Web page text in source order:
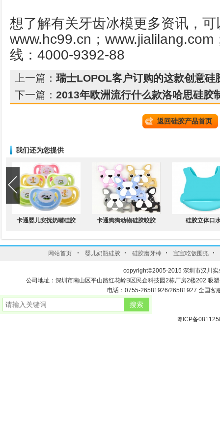
想了解有关牙齿冰模更多资讯，
www.hc99.cn ； www.jialilang.com
线：4000-9392-88
上一篇：瑞士LOPOL客户订购的这款创意硅
下一篇： 2013年欧洲流行什么款洛哈思硅胶
返回硅胶产品首页
我们还为您提供
卡通婴儿安抚奶嘴硅胶 卡通狗狗动物硅胶咬胶 硅胶立体口
网站首页 · 婴儿奶瓶硅胶 · 硅胶磨牙棒 · 宝宝吃饭围兜 ·
copyright©2005-2015 深圳市汉川
公司地址：深圳市南山区平山路红花岭B区民企科技园2栋厂房2楼202 吸
电话：0755-26581926/26581927 全国客
粤ICP备